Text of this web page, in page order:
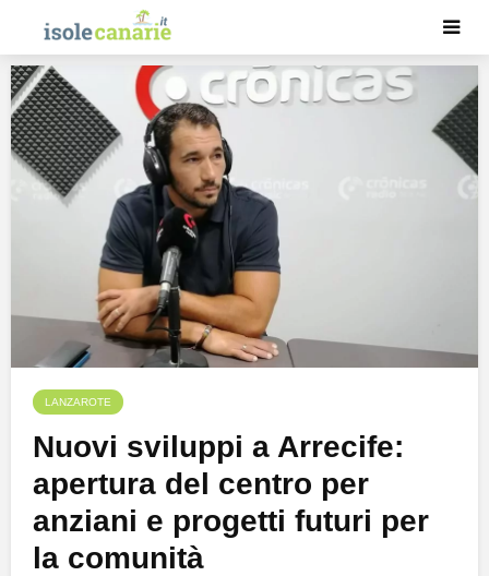
LANZAROTE
Nuovi sviluppi a Arrecife:
apertura del centro per
anziani e progetti futuri per
la comunità